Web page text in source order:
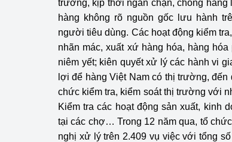
trường, kịp thời ngăn chặn, chống
hàng không rõ nguồn gốc lưu hành
người tiêu dùng. Các hoạt động kiểm
nhãn mác, xuất xứ hàng hóa, hàng
niêm yết; kiên quyết xử lý các hành vi
lợi để hàng Việt Nam có thị trường,
chức kiểm tra, kiểm soát thị trường với
Kiểm tra các hoạt động sản xuất, kinh
tại các chợ… Trong 12 năm qua, tổ
nghị xử lý trên 2.409 vụ việc với tổng